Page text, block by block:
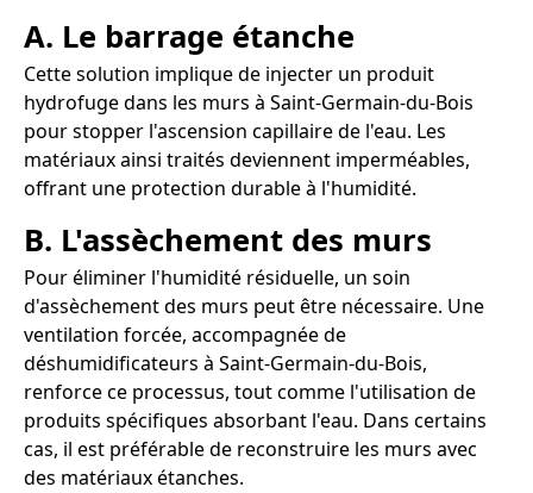
A. Le barrage étanche
Cette solution implique de injecter un produit
hydrofuge dans les murs à Saint-Germain-du-Bois
pour stopper l'ascension capillaire de l'eau. Les
matériaux ainsi traités deviennent imperméables,
offrant une protection durable à l'humidité.
B. L'assèchement des murs
Pour éliminer l'humidité résiduelle, un soin
d'assèchement des murs peut être nécessaire. Une
ventilation forcée, accompagnée de
déshumidificateurs à Saint-Germain-du-Bois,
renforce ce processus, tout comme l'utilisation de
produits spécifiques absorbant l'eau. Dans certains
cas, il est préférable de reconstruire les murs avec
des matériaux étanches.